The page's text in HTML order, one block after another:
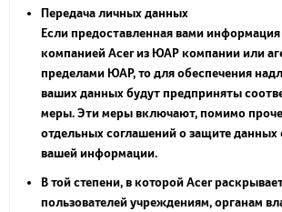
Передача личных данных
Если предоставленная вами информация
компанией Acer из ЮАР компании или
пределами ЮАР, то для обеспечения
ваших данных будут предприняты
меры. Эти меры включают, помимо
отдельных соглашений о защите данных
вашей информации.
В той степени, в которой Acer
пользователей учреждениям, органам